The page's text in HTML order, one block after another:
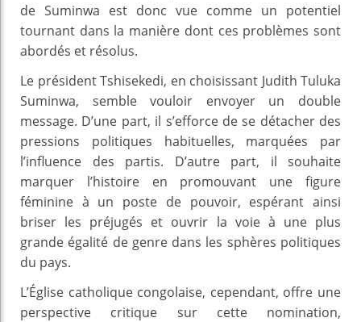
de Suminwa est donc vue comme un potentiel
tournant dans la manière dont ces problèmes sont
abordés et résolus.
Le président Tshisekedi, en choisissant Judith Tuluka
Suminwa, semble vouloir envoyer un double
message. D’une part, il s’efforce de se détacher des
pressions politiques habituelles, marquées par
l’influence des partis. D’autre part, il souhaite
marquer l’histoire en promouvant une figure
féminine à un poste de pouvoir, espérant ainsi
briser les préjugés et ouvrir la voie à une plus
grande égalité de genre dans les sphères politiques
du pays.
L’Église catholique congolaise, cependant, offre une
perspective critique sur cette nomination,